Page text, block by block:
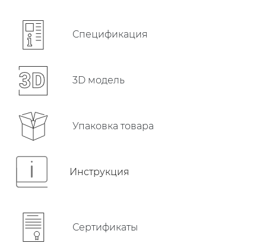
Cпецификация
3D модель
Упаковка товара
Инструкция
Сертификаты